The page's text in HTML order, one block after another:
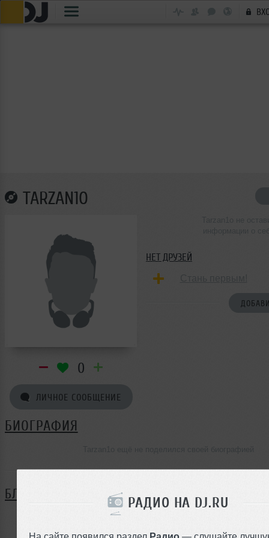
РАДИО НА DJ.RU
На сайте появился раздел Радио — слушайте
TARZAN1O
0
ЛИЧНОЕ СООБЩЕНИЕ
НЕТ ДРУЗЕЙ
БИОГРАФИЯ
БЛОГ